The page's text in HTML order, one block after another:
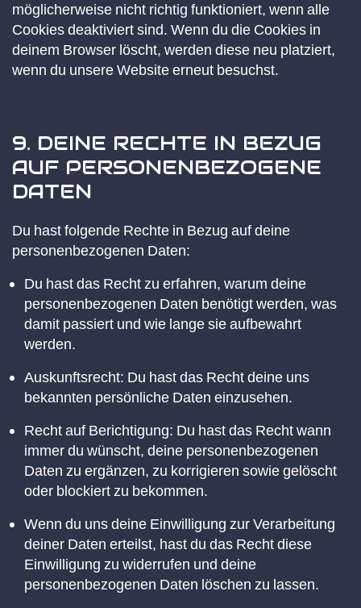
möglicherweise nicht richtig funktioniert, wenn alle
Cookies deaktiviert sind. Wenn du die Cookies in
deinem Browser löscht, werden diese neu platziert,
wenn du unsere Website erneut besuchst.
9. DEINE RECHTE IN BEZUG
AUF PERSONENBEZOGENE
DATEN
Du hast folgende Rechte in Bezug auf deine
personenbezogenen Daten:
Du hast das Recht zu erfahren, warum deine
personenbezogenen Daten benötigt werden, was
damit passiert und wie lange sie aufbewahrt
werden.
Auskunftsrecht: Du hast das Recht deine uns
bekannten persönliche Daten einzusehen.
Recht auf Berichtigung: Du hast das Recht wann
immer du wünscht, deine personenbezogenen
Daten zu ergänzen, zu korrigieren sowie gelöscht
oder blockiert zu bekommen.
Wenn du uns deine Einwilligung zur Verarbeitung
deiner Daten erteilst, hast du das Recht diese
Einwilligung zu widerrufen und deine
personenbezogenen Daten löschen zu lassen.